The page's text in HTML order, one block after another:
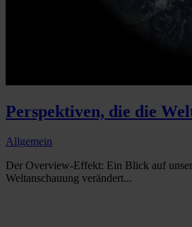
Perspektiven, die die
Allgemein
Der Overview-Effekt: Ein Blick auf
Weltanschauung verändert...